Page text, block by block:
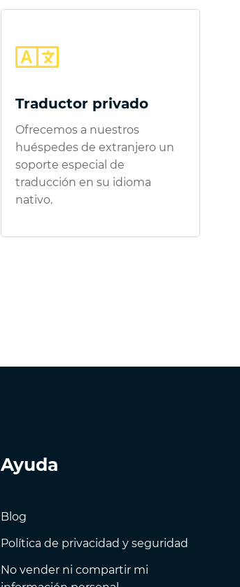
Traductor privado
Ofrecemos a nuestros
huéspedes de extranjero un
soporte especial de
traducción en su idioma
nativo.
Ayuda
Blog
Política de privacidad y seguridad
No vender ni compartir mi